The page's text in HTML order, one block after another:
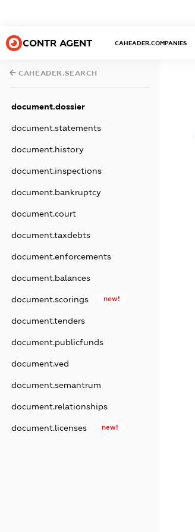
CONTR AGENT CAHEADER.COMPANIES
CAHEADER.SEARCH
document.dossier
document.statements
document.history
document.inspections
document.bankruptcy
document.court
document.taxdebts
document.enforcements
document.balances
document.scorings new!
document.tenders
document.publicfunds
document.ved
document.semantrum
document.relationships
document.licenses new!